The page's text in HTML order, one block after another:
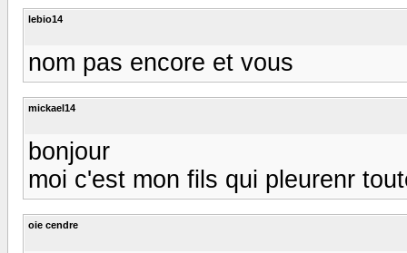
lebio14
nom pas encore et vous
mickael14
bonjour
moi c'est mon fils qui pleurenr
oie cendre